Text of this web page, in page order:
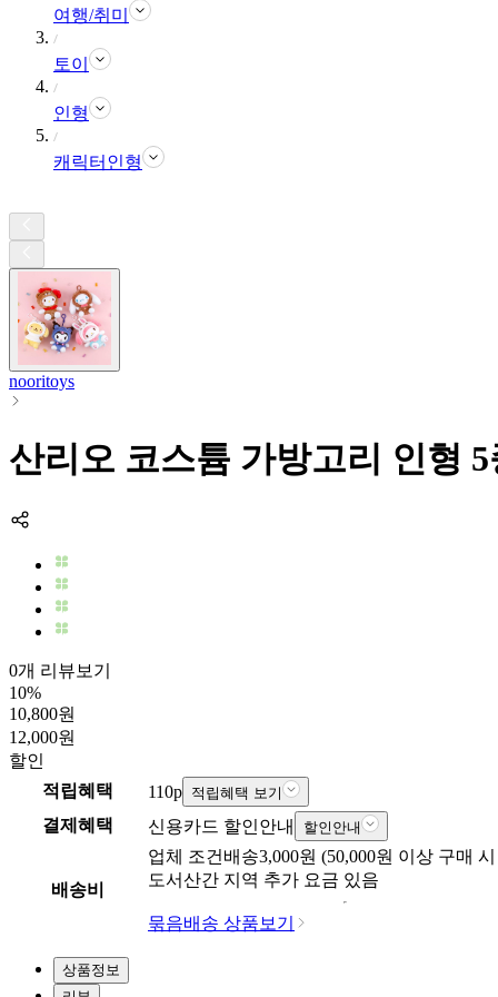
여행/취미
토이
인형
캐릭터인형
nooritoys
산리오 코스튬 가방고리 인형 5
0개 리뷰보기
10%
10,800원
12,000원
할인
적립혜택
110p 적립혜택 보기
결제혜택 신용카드 할인안내 할인안내
배송비
업체 조건배송3,000원 (50,000원 이상 구매
도서산간 지역 추가 요금 있음
묶음배송 상품보기
상품정보